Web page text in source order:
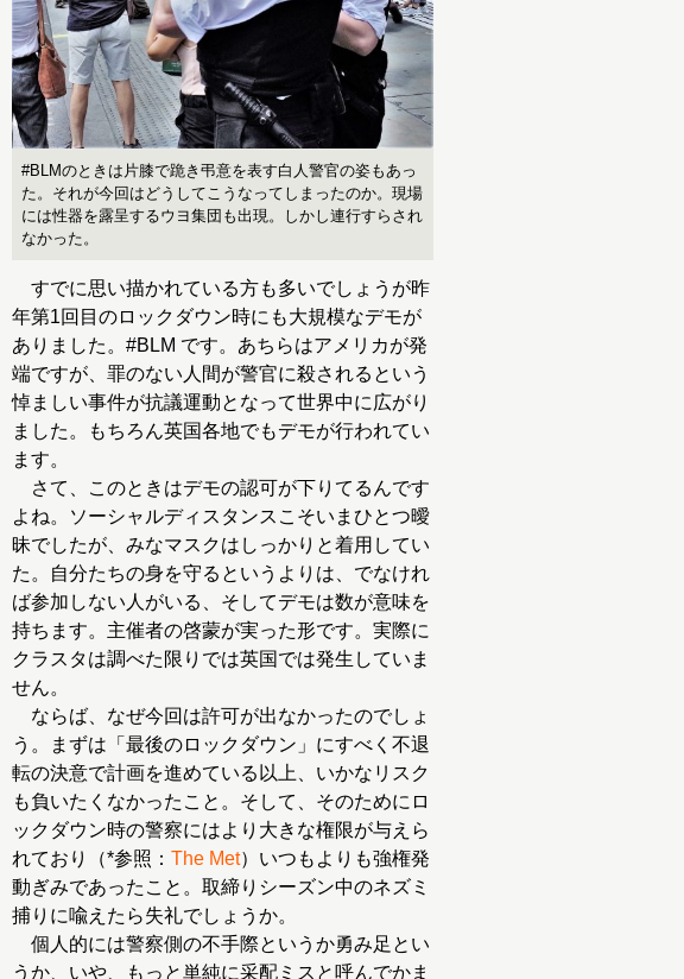
#BLMのときは片膝で跪き弔意を表す白人警官の姿もあっ
た。それが今回はどうしてこうなってしまったのか。現場
には性器を露呈するウヨ集団も出現。しかし連行すらされ
なかった。
すでに思い描かれている方も多いでしょうが昨
年第1回目のロックダウン時にも大規模なデモが
ありました。#BLM です。あちらはアメリカが発
端ですが、罪のない人間が警官に殺されるという
悼ましい事件が抗議運動となって世界中に広がり
ました。もちろん英国各地でもデモが行われてい
ます。
さて、このときはデモの認可が下りてるんです
よね。ソーシャルディスタンスこそいまひとつ曖
昧でしたが、みなマスクはしっかりと着用してい
た。自分たちの身を守るというよりは、でなけれ
ば参加しない人がいる、そしてデモは数が意味を
持ちます。主催者の啓蒙が実った形です。実際に
クラスタは調べた限りでは英国では発生していま
せん。
ならば、なぜ今回は許可が出なかったのでしょ
う。まずは「最後のロックダウン」にすべく不退
転の決意で計画を進めている以上、いかなリスク
も負いたくなかったこと。そして、そのためにロ
ックダウン時の警察にはより大きな権限が与えら
れており（*参照： The Met）いつもよりも強権発
動ぎみであったこと。取締りシーズン中のネズミ
捕りに喩えたら失礼でしょうか。
個人的には警察側の不手際というか勇み足とい
うか、いや、もっと単純に采配ミスと呼んでかま